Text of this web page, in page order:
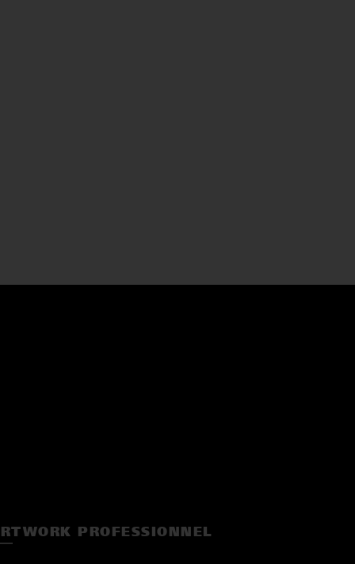
PROFESSIONNEL